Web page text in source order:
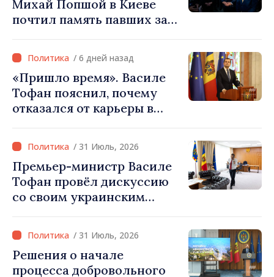
Михай Попшой в Киеве
почтил память павших за
война должна
прекратиться»/ 6 дней назад
«Пришло время». Василе
Тофан пояснил, почему
отказался от карьеры в
премьер-министра. Что
думает Игорь Гросу о
новом главе правительства
/ 31 Июль, 2026
Премьер-министр Василе
Тофан провёл дискуссию
со своим украинским
Корецким: «Наши
государства выстроили
отношения, основанные на
доверии и солидарности,
/ 31 Июль, 2026
Решения о начале
процесса добровольного